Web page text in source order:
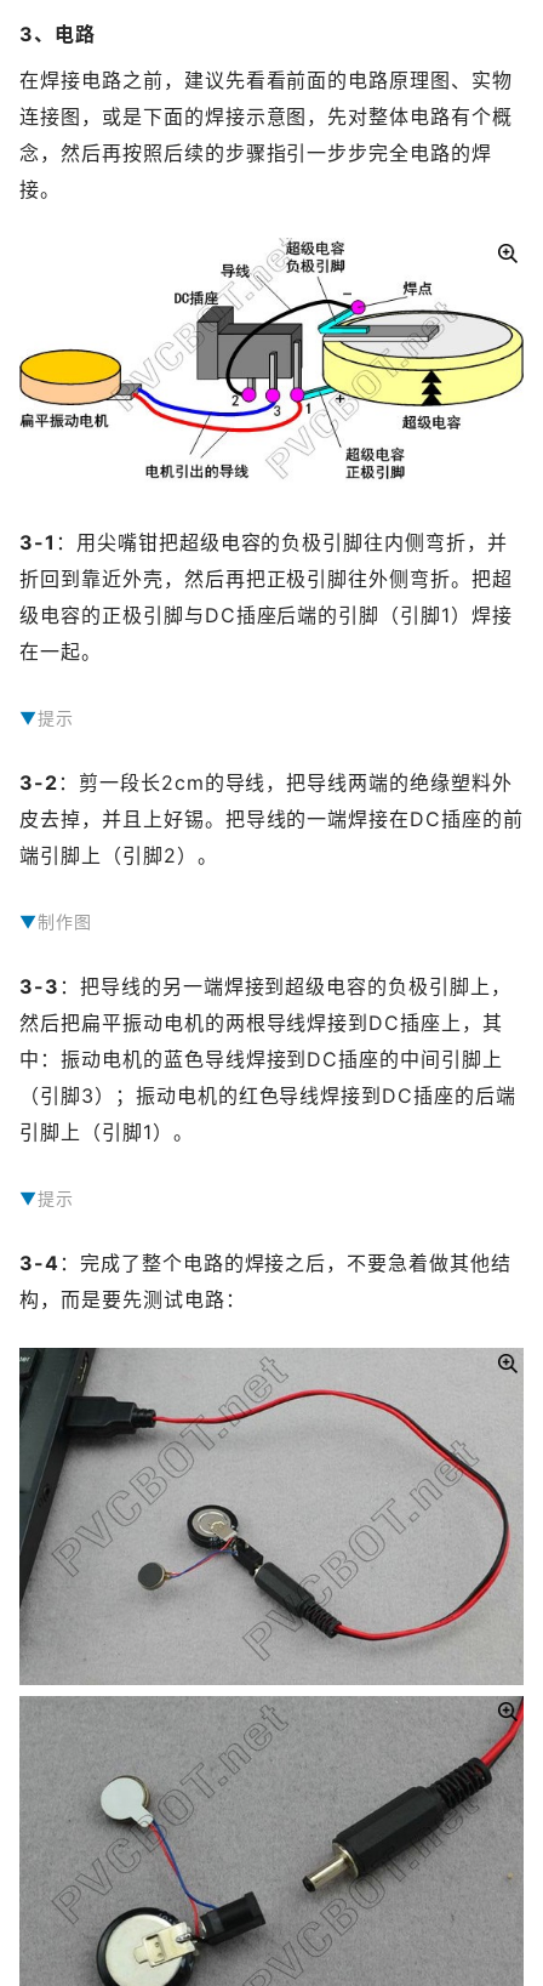
3、电路
在焊接电路之前，建议先看看前面的电路原理图、实物
连接图，或是下面的焊接示意图，先对整体电路有个概
念，然后再按照后续的步骤指引一步步完全电路的焊
接。
3-1 ：用尖嘴钳把超级电容的负极引脚往内侧弯折，并
折回到靠近外壳，然后再把正极引脚往外侧弯折。把超
级电容的正极引脚与DC插座后端的引脚（引脚1）焊接
在一起。
提示
3-2 ：剪一段长2cm的导线，把导线两端的绝缘塑料外
皮去掉，并且上好锡。把导线的一端焊接在DC插座的前
端引脚上（引脚2）。
制作图
3-3 ：把导线的另一端焊接到超级电容的负极引脚上，
然后把扁平振动电机的两根导线焊接到DC插座上，其
中：振动电机的蓝色导线焊接到DC插座的中间引脚上
（引脚3）；振动电机的红色导线焊接到DC插座的后端
引脚上（引脚1）。
提示
3-4 ：完成了整个电路的焊接之后，不要急着做其他结
构，而是要先测试电路：